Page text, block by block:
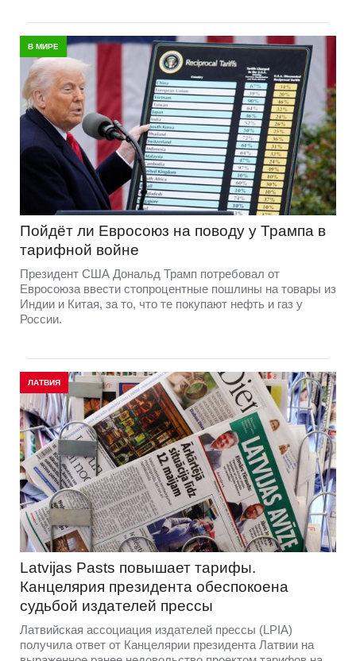
В МИРЕ
Пойдёт ли Евросоюз на поводу у Трампа в
тарифной войне
Президент США Дональд Трамп потребовал от
Евросоюза ввести стопроцентные пошлины на товары из
Индии и Китая, за то, что те покупают нефть и газ у
России.
ЛАТВИЯ
Latvijas Pasts повышает тарифы.
Канцелярия президента обеспокоена
судьбой издателей прессы
Латвийская ассоциация издателей прессы (LPIA)
получила ответ от Канцелярии президента Латвии на